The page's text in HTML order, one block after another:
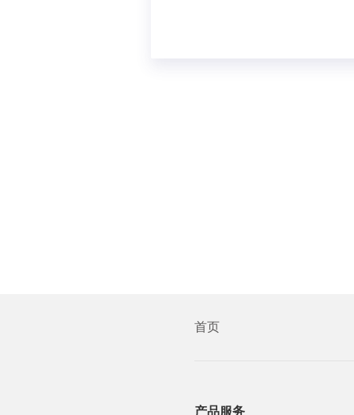
首页
产品服务